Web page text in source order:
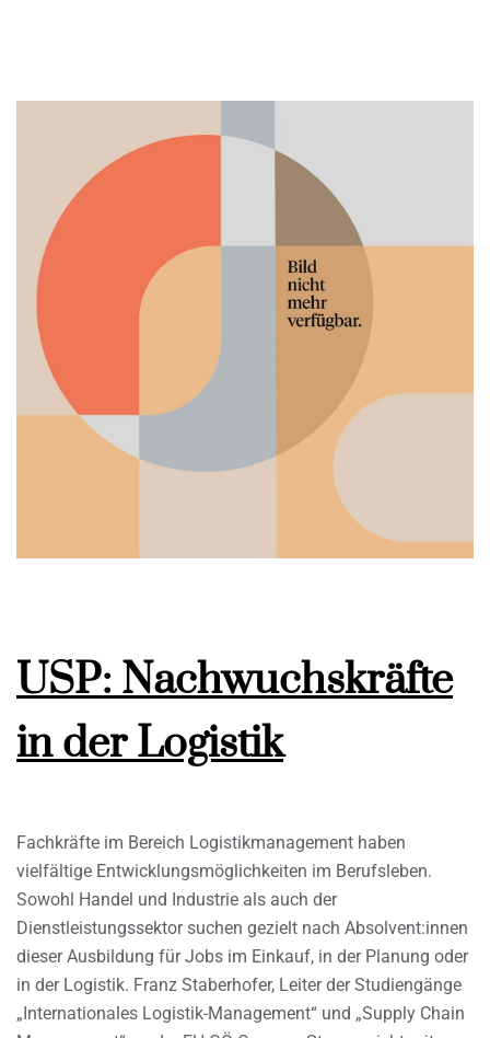
USP: Nachwuchskräfte
in der Logistik
Fachkräfte im Bereich Logistikmanagement haben
vielfältige Entwicklungsmöglichkeiten im Berufsleben.
Sowohl Handel und Industrie als auch der
Dienstleistungssektor suchen gezielt nach Absolvent:innen
dieser Ausbildung für Jobs im Einkauf, in der Planung oder
in der Logistik. Franz Staberhofer, Leiter der Studiengänge
„Internationales Logistik-Management“ und „Supply Chain